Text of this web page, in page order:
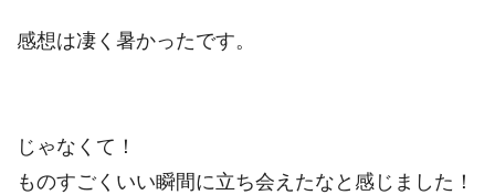
感想は凄く暑かったです。
じゃなくて！
ものすごくいい瞬間に立ち会えたなと感じました！